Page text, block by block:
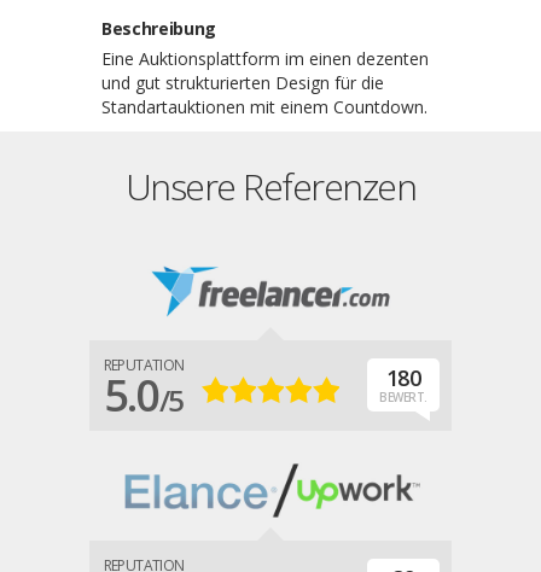
Beschreibung
Eine Auktionsplattform im einen dezenten
und gut strukturierten Design für die
Standartauktionen mit einem Countdown.
Unsere Referenzen
REPUTATION
5.0/5
180
BEWERT.
REPUTATION